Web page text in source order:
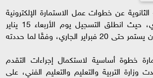
عن خطوات عمل الاستمارة الإلكترونية
للصف الثالث الثانوي، حيث انطلق التسجيل يوم الأربعاء 15 يناير
2025، ومن المقرر أن يستمر حتى 20 فبراير الجاري، وفقًا لما حددته
خطوة أساسية لاستكمال إجراءات التقدم
وزارة التربية والتعليم والتعليم الفني، على